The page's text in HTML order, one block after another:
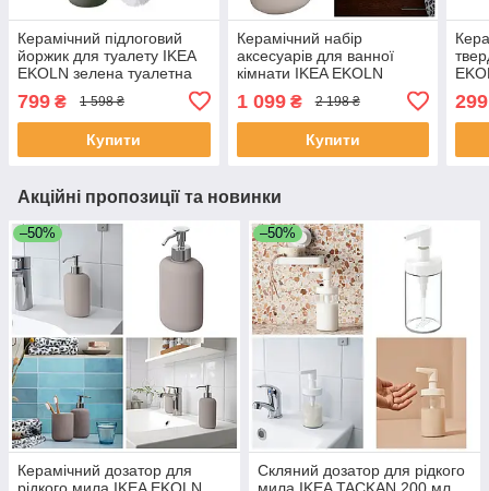
Керамічний підлоговий
йоржик для туалету IKEA
EKOLN зелена туалетна
щітка для унітазу кам'яна
кераміка
799 ₴ 1 598 ₴
Купити
Керамічний набір
аксесуарів для ванної
кімнати IKEA EKOLN
бежева кам'яна кераміка -
дозатор стакан мильниця
1 099₴ 2 198 ₴
Купити
299
Акційні пропозиції та новинки
–50%
Керамічний дозатор для
–50%
Скляний дозатор для рідкого